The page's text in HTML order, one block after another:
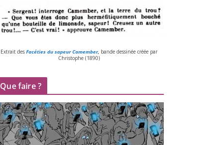
Extrait des Facéties du sapeur Camember, bande des­si­née créée par
Christophe (1890)
Que faire ?